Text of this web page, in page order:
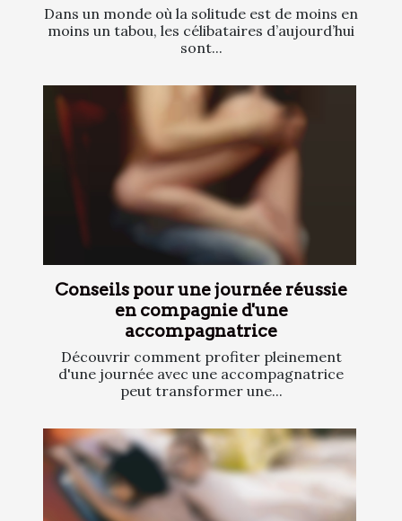
Dans un monde où la solitude est de moins en
moins un tabou, les célibataires d’aujourd’hui
sont...
Conseils pour une journée réussie
en compagnie d'une
accompagnatrice
Découvrir comment profiter pleinement
d'une journée avec une accompagnatrice
peut transformer une...